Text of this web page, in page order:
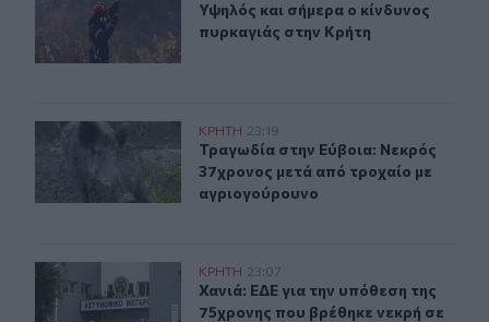
Υψηλός και σήμερα ο κίνδυνος
Υψηλός και σήμερα ο κίνδυνος
πυρκαγιάς στην Κρήτη
Τραγωδία στην Εύβοια: Νεκρός 37χρονος μετά από
ΚΡΗΤΗ 23:19
Τραγωδία στην Εύβοια: Νεκρός
Τραγωδία στην Εύβοια: Νεκρός
37χρονος μετά από τροχαίο με
αγριογούρουνο
Χανιά: ΕΔΕ για την υπόθεση της 75χρονης που βρέθηκε
ΚΡΗΤΗ 23:07
Χανιά: ΕΔΕ για την υπόθεση της
Χανιά: ΕΔΕ για την υπόθεση της
75χρονης που βρέθηκε νεκρή σε